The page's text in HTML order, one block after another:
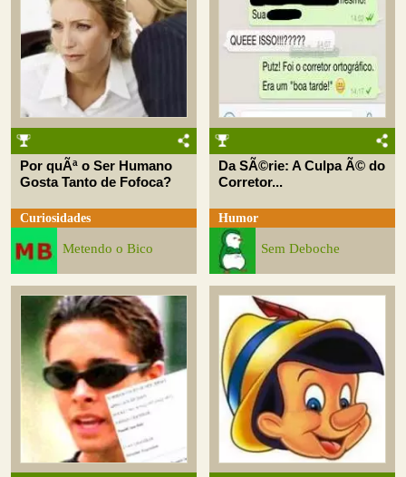
Por quÃª o Ser Humano
Gosta Tanto de Fofoca?
Curiosidades
Metendo o Bico
Da SÃ©rie: A Culpa Ã© do
Corretor...
Humor
Sem Deboche